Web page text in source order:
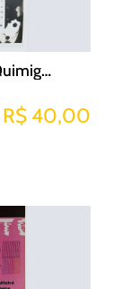
Calendário 2025 - Tempo espiralar - Quimigrama
R$ 40,00